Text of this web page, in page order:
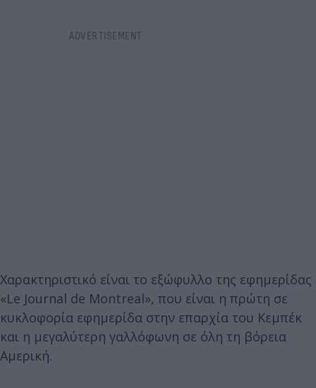
Χαρακτηριστικό είναι το εξώφυλλο της εφημερίδας
«Le Journal de Montreal», που είναι η πρώτη σε
κυκλοφορία εφημερίδα στην επαρχία του Κεμπέκ
και η μεγαλύτερη γαλλόφωνη σε όλη τη βόρεια
Αμερική.